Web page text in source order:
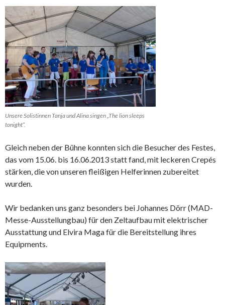
Unsere Solistinnen Tanja und Alina singen „The lion sleeps
tonight“.
Gleich neben der Bühne konnten sich die Besucher des Festes,
das vom 15.06. bis 16.06.2013 statt fand, mit leckeren Crepés
stärken, die von unseren fleißigen Helferinnen zubereitet
wurden.
Wir bedanken uns ganz besonders bei Johannes Dörr (MAD-
Messe-Ausstellungbau) für den Zeltaufbau mit elektrischer
Ausstattung und Elvira Maga für die Bereitstellung ihres
Equipments.